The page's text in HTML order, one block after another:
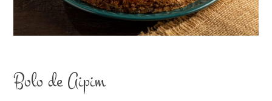
Bolo de Aipim